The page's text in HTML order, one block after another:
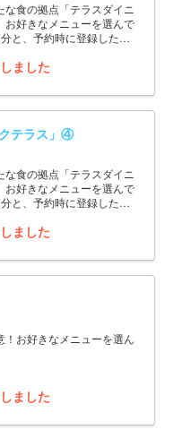
食の拠点「テラスダイニ
お好きなメニューを選んで
と、予約時に登録した同
ました
テラス」④
食の拠点「テラスダイニ
お好きなメニューを選んで
と、予約時に登録した同
ました
お好きなメニューを選ん
ました